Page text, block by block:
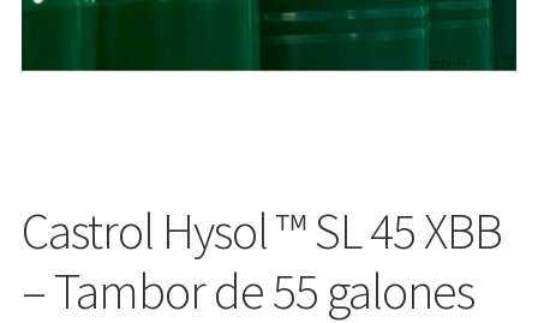
Castrol Hysol ™ SL 45 XBB
– Tambor de 55 galones